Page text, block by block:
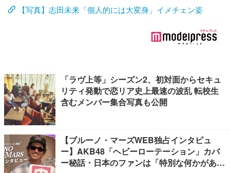
【写真】志田未来「個人的には大変身」イメチェン姿
「ラヴ上等」シーズン2、初対面からセキュ
リティ発動で恋リア史上最速の波乱 転校生
含むメンバー集合写真も公開
【ブルーノ・マーズWEB独占インタビュ
ー】AKB48「ヘビーローテーション」カバ
ー秘話・日本のファンは「特別な何かがあ